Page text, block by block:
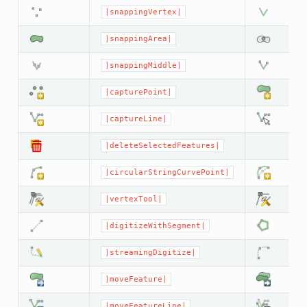
|snappingVertex|
|snappingArea|
|snappingMiddle|
|capturePoint|
|captureLine|
|deleteSelectedFeatures|
|circularStringCurvePoint|
|vertexTool|
|digitizeWithSegment|
|streamingDigitize|
|moveFeature|